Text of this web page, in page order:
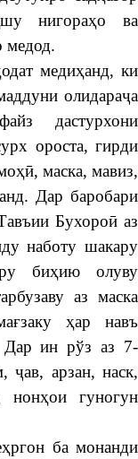
нигораҳо ва
медод.
медиҳанд, ки
олидараҷа
дастурхони
ороста, гирди
маска, мавиз,
Дар баробари
Бухороӣ аз
наботу шакару
биҳию олуву
аз маска
ҳар навъ
Дар ин рўз аз 7-
ҷав, арзан, наск,
нонҳои гуногун
ба монанди